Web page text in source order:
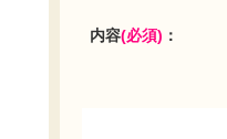
内容(必須) ：